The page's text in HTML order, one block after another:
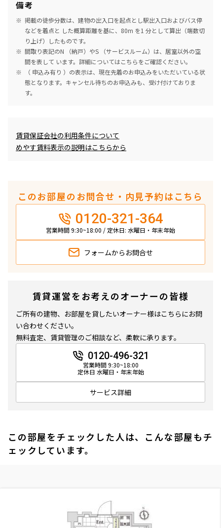
備考
掲載の徒歩分数は、建物の出入口を起点とし駅出入口およびバス停
などを着点と した概算距離を基に、80m を1 分として算出（端数切
り上げ）したものです。
間取り表記のN （納戸）やS （サービスルーム）は、居室以外の空
間を表して います。詳細についてはこちらをご確認ください。
（ 申込み有り ）の表示は、現在先着のお申込みをいただいている状
態となります。キャンセル待ちのお申込みも、受け付けておりま
す。
賃貸保証会社の利用条件について
めやす賃料表示の説明はこちらから
このお部屋のお問合せ・内見予約はこちら
0120-321-364
営業時間 9:30~18:00 / 定休日: 水曜日・年末年始
フォームから お問合せ
賃貸運営をお考えのオーナーの皆様
ご所有の建物、お部屋を貸したいオーナー様はこちらにお問
い合わせください。
無料査定、賃貸管理のご相談など、柔軟に承ります。
0120-496-321
営業時間 9:30~18:00
定休日 水曜日・年末年始
サービス詳細
この部屋をチェックした人は、こんな部屋もチ
ェックしています。